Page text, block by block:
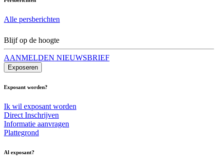
Alle persberichten
Blijf op de hoogte
AANMELDEN NIEUWSBRIEF
Exposeren
Exposant worden?
Ik wil exposant worden
Direct Inschrijven
Informatie aanvragen
Plattegrond
Al exposant?